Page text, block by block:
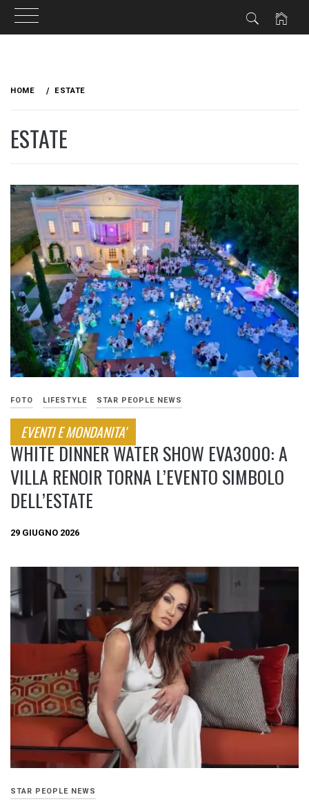
HOME ESTATE
ESTATE
FOTO LIFESTYLE STAR PEOPLE NEWS
EVENTI E MONDANITA'
WHITE DINNER WATER SHOW EVA3000: A
VILLA RENOIR TORNA L’EVENTO SIMBOLO
DELL’ESTATE
29 GIUGNO 2026
STAR PEOPLE NEWS